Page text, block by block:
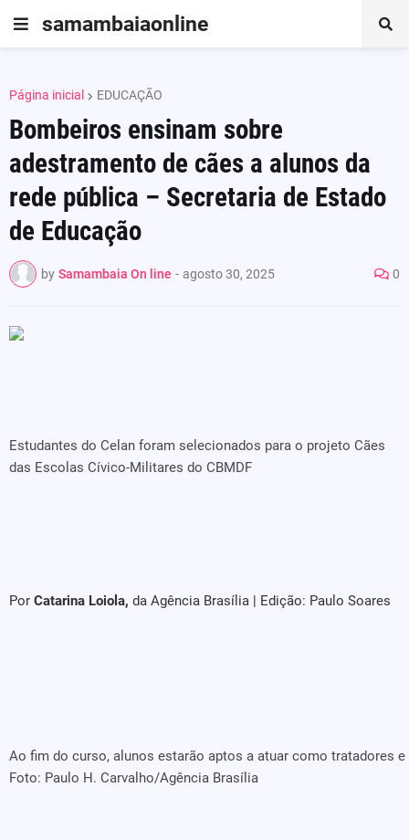
samambaiaonline
Página inicial EDUCAÇÃO
Bombeiros ensinam sobre
adestramento de cães a alunos da
rede pública – Secretaria de Estado
de Educação
by Samambaia On line - agosto 30, 2025 0
Estudantes do Celan foram selecionados para o projeto Cães
das Escolas Cívico-Militares do CBMDF
Por Catarina Loiola, da Agência Brasília | Edição: Paulo Soares
Ao fim do curso, alunos estarão aptos a atuar como tratadores
Foto: Paulo H. Carvalho/Agência Brasília